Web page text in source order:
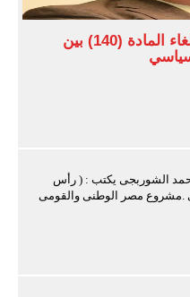
شيركو حبيب يكتب : دعوات إلغاء المادة (140) بين
الشوربجى يكتب : ( رأس
.مشروع مصر الوطنى والقومى